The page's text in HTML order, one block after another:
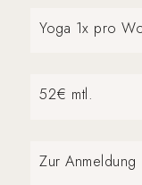
Yoga 1x pro
52€ mtl.
Zur Anmeldung